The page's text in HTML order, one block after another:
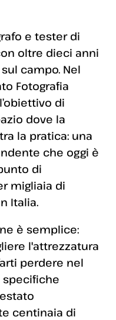
e tester di
oltre dieci anni
campo. Nel
Fotografia
di
dove la
la pratica: una
che oggi è
di
migliaia di
Italia.
è semplice:
l'attrezzatura
perdere nel
centinaia di